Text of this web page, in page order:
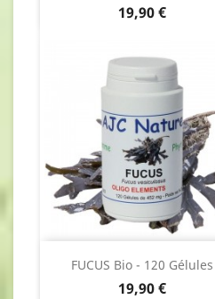
Prix
19,90 €
FUCUS Bio - 120 Gélules
Prix
19,90 €